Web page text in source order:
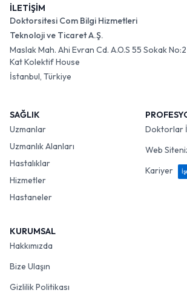
İLETİŞİM
Doktorsitesi Com Bilgi Hizmetleri
Teknoloji ve Ticaret A.Ş.
Maslak Mah. Ahi Evran Cd. A.O.S 55 Sokak
Kat Kolektif House
İstanbul, Türkiye
SAĞLIK
Uzmanlar
Uzmanlık Alanları
Hastalıklar
Hizmetler
Hastaneler
Doktorlar
Web
Kariyer
KURUMSAL
Hakkımızda
Bize Ulaşın
Gizlilik Politikası